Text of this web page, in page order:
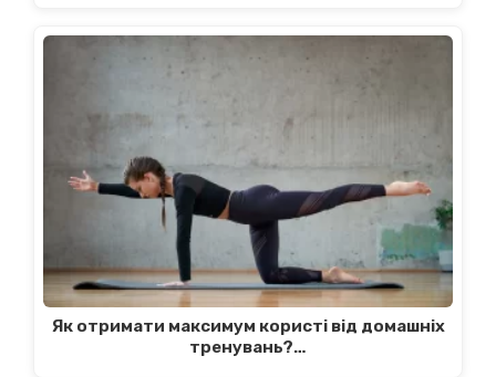
Як отримати максимум користі від домашніх
тренувань?…